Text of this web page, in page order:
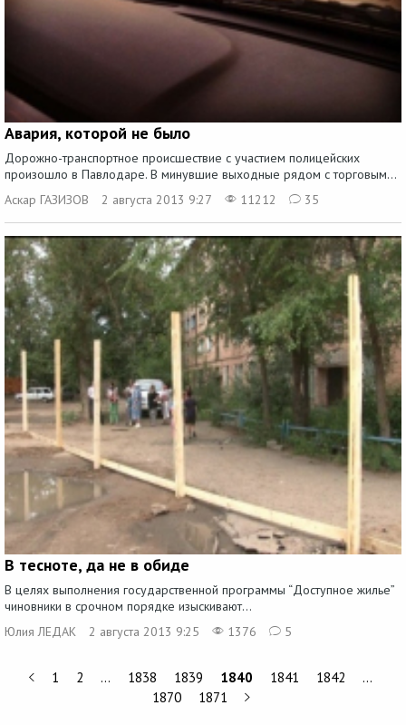
Авария, которой не было
Дорожно-транспортное происшествие с участием полицейских
произошло в Павлодаре. В минувшие выходные рядом с торговым...
Аскар ГАЗИЗОВ
2 августа 2013 9:27 11212 35
В тесноте, да не в обиде
В целях выполнения государственной программы “Доступное жилье”
чиновники в срочном порядке изыскивают...
Юлия ЛЕДАК
2 августа 2013 9:25 1376 5
1 2 … 1838 1839 1840 1841 1842
…
1870
1871